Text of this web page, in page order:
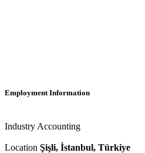
Employment Information
Industry Accounting
Location Şişli, İstanbul, Türkiye